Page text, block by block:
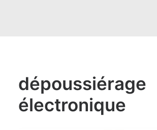
dépoussiérage
électronique